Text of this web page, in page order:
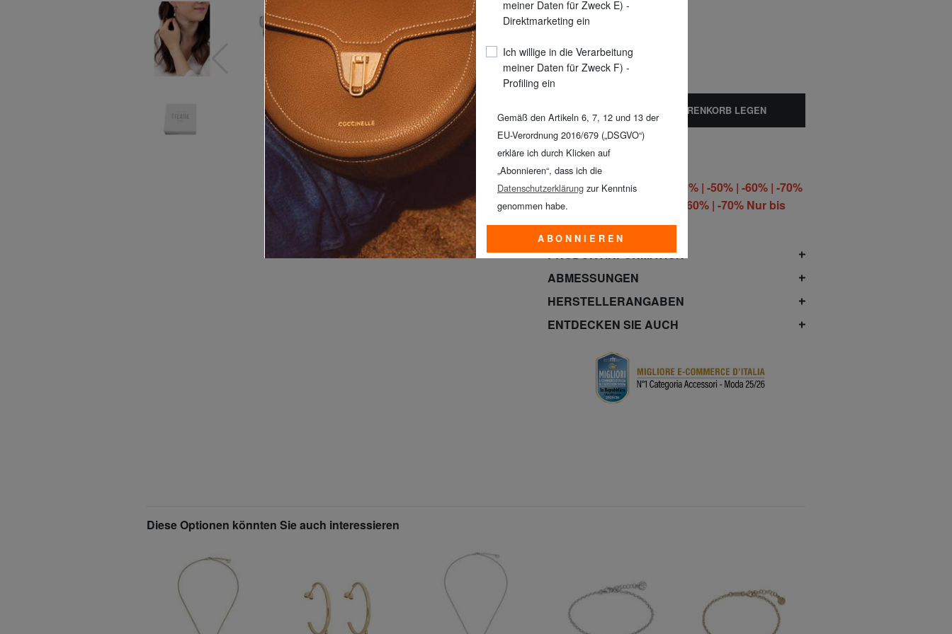
FARBE: Stahl
IN DEN WARENKORB LEGEN
RABATT! SAMSONITE -40% | -50% | -60% | -70%
& BRACCIALINI a -50% | -60% | -70% Nur bis
Sonntag, den 9. August!*
PRODUKTINFORMATION
ABMESSUNGEN
HERSTELLERANGABEN
ENTDECKEN SIE AUCH
Diese Optionen könnten Sie auch interessieren
meiner Daten für Zweck E) -
Direktmarketing ein
Ich willige in die Verarbeitung
meiner Daten für Zweck F) -
Profiling ein
Gemäß den Artikeln 6, 7, 12 und 13 der
EU-Verordnung 2016/679 („DSGVO“)
erkläre ich durch Klicken auf
„Abonnieren“, dass ich die
Datenschutzerklärung zur Kenntnis
genommen habe.
ABONNIEREN